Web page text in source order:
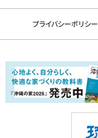
プライバシーポリシー